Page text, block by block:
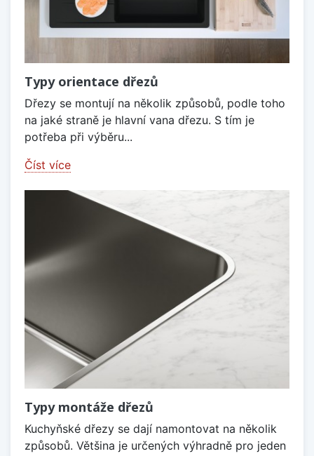
Typy orientace dřezů
Dřezy se montují na několik způsobů, podle toho
na jaké straně je hlavní vana dřezu. S tím je
potřeba při výběru...
Číst více
Typy montáže dřezů
Kuchyňské dřezy se dají namontovat na několik
způsobů. Většina je určených výhradně pro jeden